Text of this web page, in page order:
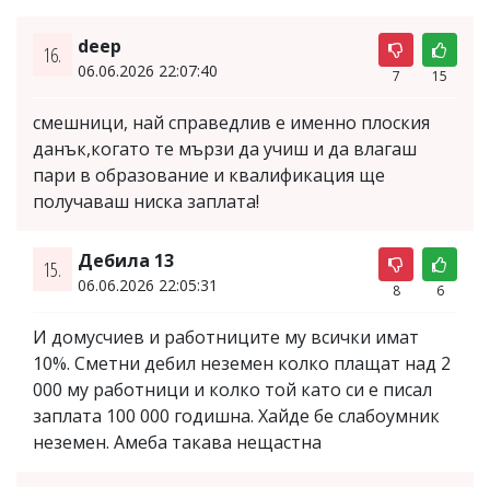
16. deep
06.06.2026 22:07:40 7 15
смешници, най справедлив е именно плоския
данък,когато те мързи да учиш и да влагаш
пари в образование и квалификация ще
получаваш ниска заплата!
15. Дебила 13
06.06.2026 22:05:31 8 6
И домусчиев и работниците му всички имат
10%. Сметни дебил неземен колко плащат над 2
000 му работници и колко той като си е писал
заплата 100 000 годишна. Хайде бе слабоумник
неземен. Амеба такава нещастна